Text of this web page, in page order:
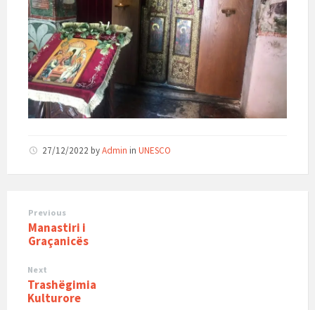
27/12/2022 byAdmin in UNESCO
Previous
Manastiri i
Graçanicës
Next
Trashëgimia
Kulturore